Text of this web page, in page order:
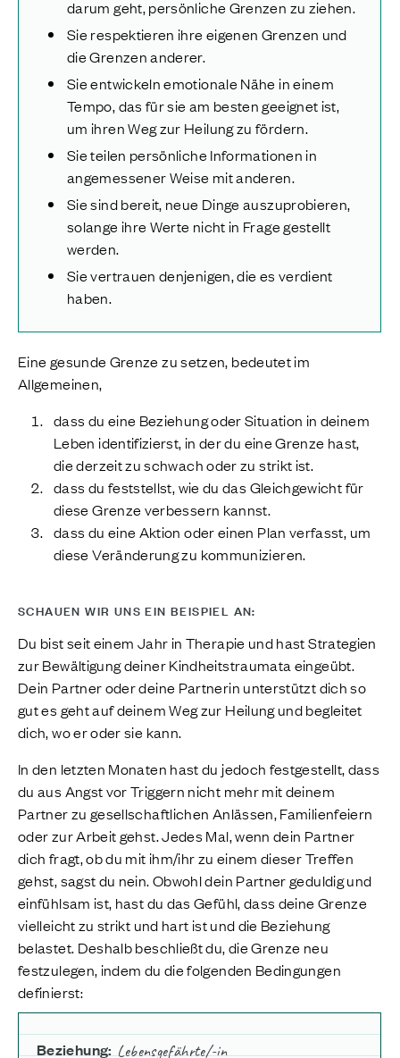
darum geht, persönliche Grenzen zu ziehen.
Sie respektieren ihre eigenen Grenzen und
die Grenzen anderer.
Sie entwickeln emotionale Nähe in einem
Tempo, das für sie am besten geeignet ist,
um ihren Weg zur Heilung zu fördern.
Sie teilen persönliche Informationen in
angemessener Weise mit anderen.
Sie sind bereit, neue Dinge auszuprobieren,
solange ihre Werte nicht in Frage gestellt
werden.
Sie vertrauen denjenigen, die es verdient
haben.
Eine gesunde Grenze zu setzen, bedeutet im
Allgemeinen,
dass du eine Beziehung oder Situation in deinem
Leben identifizierst, in der du eine Grenze hast,
die derzeit zu schwach oder zu strikt ist.
dass du feststellst, wie du das Gleichgewicht für
diese Grenze verbessern kannst.
dass du eine Aktion oder einen Plan verfasst, um
diese Veränderung zu kommunizieren.
SCHAUEN WIR UNS EIN BEISPIEL AN:
Du bist seit einem Jahr in Therapie und hast Strategien
zur Bewältigung deiner Kindheitstraumata eingeübt.
Dein Partner oder deine Partnerin unterstützt dich so
gut es geht auf deinem Weg zur Heilung und begleitet
dich, wo er oder sie kann.
In den letzten Monaten hast du jedoch festgestellt, dass
du aus Angst vor Triggern nicht mehr mit deinem
Partner zu gesellschaftlichen Anlässen, Familienfeiern
oder zur Arbeit gehst. Jedes Mal, wenn dein Partner
dich fragt, ob du mit ihm/ihr zu einem dieser Treffen
gehst, sagst du nein. Obwohl dein Partner geduldig und
einfühlsam ist, hast du das Gefühl, dass deine Grenze
vielleicht zu strikt und hart ist und die Beziehung
belastet. Deshalb beschließt du, die Grenze neu
festzulegen, indem du die folgenden Bedingungen
definierst:
Beziehung: Lebensgefährte/-in